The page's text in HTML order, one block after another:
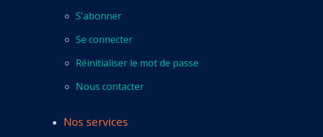
S'abonner
Se connecter
Réinitialiser le mot de passe
Nous contacter
Nos services